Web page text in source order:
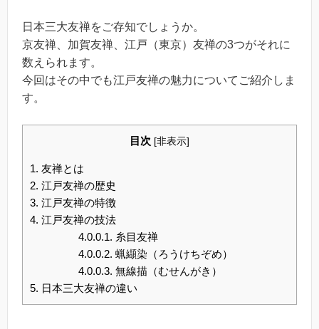
日本三大友禅をご存知でしょうか。
京友禅、加賀友禅、江戸（東京）友禅の3つがそれに
数えられます。
今回はその中でも江戸友禅の魅力についてご紹介しま
す。
目次 [非表示]
1. 友禅とは
2. 江戸友禅の歴史
3. 江戸友禅の特徴
4. 江戸友禅の技法
4.0.0.1. 糸目友禅
4.0.0.2. 蝋纈染（ろうけちぞめ）
4.0.0.3. 無線描（むせんがき）
5. 日本三大友禅の違い